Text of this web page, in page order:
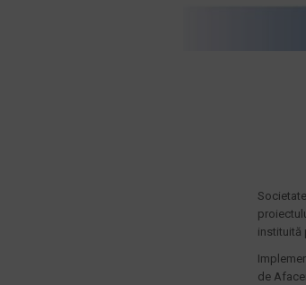
instituită
de